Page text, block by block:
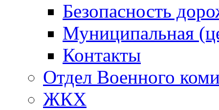
Безопасность
Муниципальная
Контакты
Отдел Военного
ЖКХ